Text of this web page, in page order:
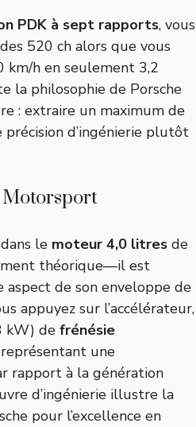
PDK à sept rapports, vous
520 ch alors que vous
h en seulement 3,2
la philosophie de Porsche
: extraire un maximum de
précision d’ingénierie plutôt
le moteur 4,0 litres de
théorique—il est
aspect de son enveloppe de
appuyez sur l’accélérateur,
kW) de frénésie
une
rapport à la génération
d’ingénierie illustre la
pour l’excellence en